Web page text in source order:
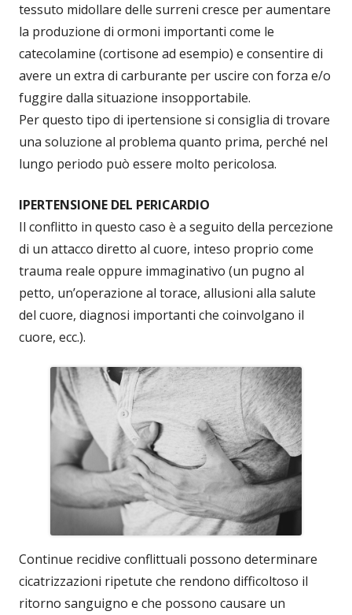
tessuto midollare delle surreni cresce per aumentare
la produzione di ormoni importanti come le
catecolamine (cortisone ad esempio) e consentire di
avere un extra di carburante per uscire con forza e/o
fuggire dalla situazione insopportabile.
Per questo tipo di ipertensione si consiglia di trovare
una soluzione al problema quanto prima, perché nel
lungo periodo può essere molto pericolosa.
IPERTENSIONE DEL PERICARDIO
Il conflitto in questo caso è a seguito della percezione
di un attacco diretto al cuore, inteso proprio come
trauma reale oppure immaginativo (un pugno al
petto, un’operazione al torace, allusioni alla salute
del cuore, diagnosi importanti che coinvolgano il
cuore, ecc.).
Continue recidive conflittuali possono determinare
cicatrizzazioni ripetute che rendono difficoltoso il
ritorno sanguigno e che possono causare un